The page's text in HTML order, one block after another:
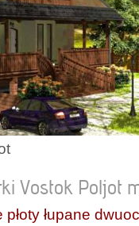
Vostok Poljot
łupane